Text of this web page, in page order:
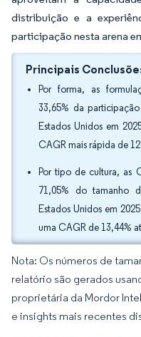
distribuição e a
participação nesta arena
Principais
Por forma, as
33,65% da
Estados Unidos em
CAGR mais rápida de
Por tipo de cultura, as
71,05% do tamanho
Estados Unidos em
uma CAGR de 13,44%
Nota: Os números de
relatório são gerados
proprietária da Mordor
e insights mais recentes